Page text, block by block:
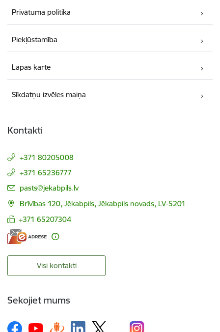
Privātuma politika
Piekļūstamība
Lapas karte
Sīkdatņu izvēles maiņa
Kontakti
+371 80205008
+371 65236777
E-pasts:
pasts@jekabpils.lv
Brīvības 120, Jēkabpils, Jēkabpils novads, LV-5201
+371 65207304
Visi kontakti
Sekojiet mums